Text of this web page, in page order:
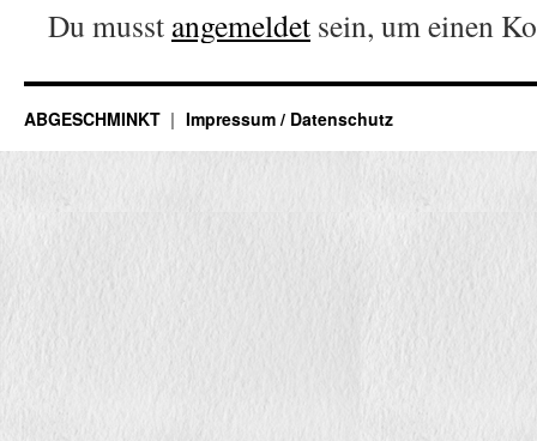
Du musst angemeldet sein, um einen
ABGESCHMINKT Impressum / Datenschutz